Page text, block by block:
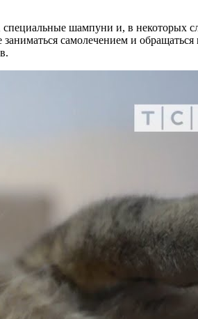
шампуни и, в некоторых
самолечением и